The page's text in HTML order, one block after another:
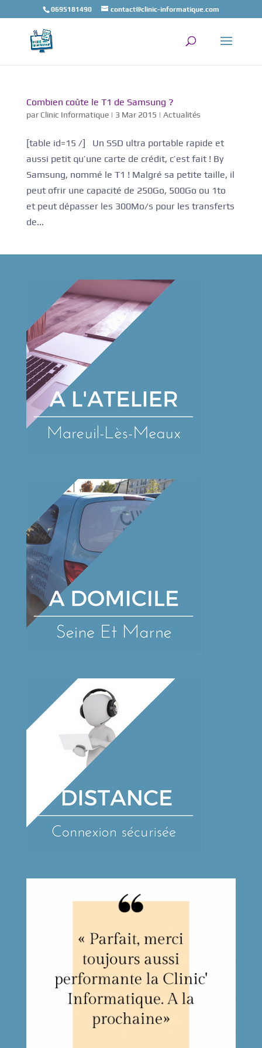
0695181490 contact@clinic-informatique.com
Combien coûte le T1 de Samsung ?
par Clinic Informatique| 3 Mar 2015 | Actualités
[table id=15 /] Un SSD ultra portable rapide et
aussi petit qu’une carte de crédit, c’est fait ! By
Samsung, nommé le T1 ! Malgré sa petite taille, il
peut ofrir une capacité de 250Go, 500Go ou 1to
et peut dépasser les 300Mo/s pour les transferts
de...